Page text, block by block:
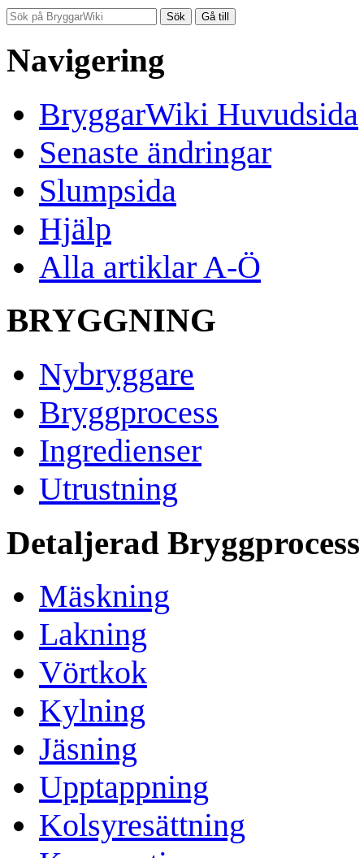
Navigering
BryggarWiki Huvudsida
Senaste ändringar
Slumpsida
Hjälp
Alla artiklar A-Ö
BRYGGNING
Nybryggare
Bryggprocess
Ingredienser
Utrustning
Detaljerad Bryggprocess
Mäskning
Lakning
Vörtkok
Kylning
Jäsning
Upptappning
Kolsyresättning